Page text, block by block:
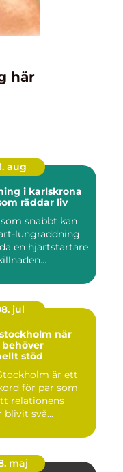
här
aug
i karlskrona
räddar liv
snabbt kan
lungräddning
en hjärtstartare
jul
när
stöd
är ett
för par som
relationens
blivit svå...
maj